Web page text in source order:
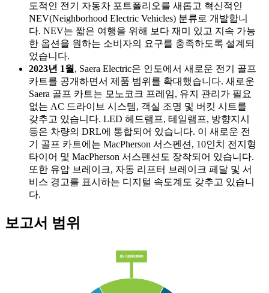
도적인 전기 자동차 포트폴리오를 새롭고 혁신적인
NEV(Neighborhood Electric Vehicles) 분류로 개발합니
다. NEV는 짧은 여행을 위해 보다 재미 있고 지속 가능
한 옵션을 원하는 소비자의 요구를 충족하도록 설계되
었습니다.
2023년 1월 , Saera Electric은 인도에서 새로운 전기 골프
카트를 공개하면서 제품 범위를 확대했습니다. 새로운
Saera 골프 카트는 모노코크 프레임, 유지 관리가 필요
없는 AC 드라이브 시스템, 객실 조명 및 버킷 시트를
갖추고 있습니다. LED 헤드램프, 테일램프, 방향지시
등은 차량의 DRL에 통합되어 있습니다. 이 새로운 전
기 골프 카트에는 MacPherson 서스펜션, 10인치 전지형
타이어 및 MacPherson 서스펜션도 장착되어 있습니다.
또한 유압 브레이크, 자동 리프터 브레이크 페달 및 서
비스 경고를 표시하는 디지털 속도계도 갖추고 있습니
다.
보고서 범위